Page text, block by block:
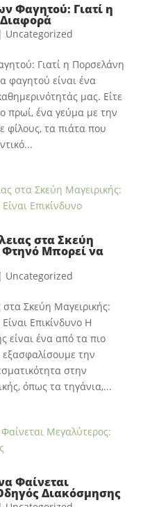
Φαγητού: Γιατί η
| Uncategorized
Γιατί η Πορσελάνη
φαγητού είναι ένα
μας. Είτε
πρωί, ένα γεύμα με την
φίλους, τα πιάτα που
στα Σκεύη
Φτηνό Μπορεί να
| Uncategorized
Σκεύη Μαγειρικής:
Επικίνδυνο Η
είναι ένα από τα πιο
την
στην
όπως τα τηγάνια,...
Φαίνεται
Διακόσμησης